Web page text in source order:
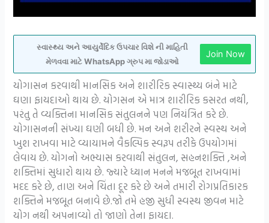
સ્વાસ્થ્ય અને આયુર્વેદિક ઉપચાર વિશે ની માહિતી
મેળવવા માટે WhatsApp ગ્રુપ મા જોડાઓ
Join Now
યોગાસન કરવાથી માનસિક અને શારીરિક સ્વાસ્થ્ય બંને માટે
ઘણા ફાયદાઓ થાય છે. યોગસન એ માત્ર શારીરિક કસરત નથી,
પરંતુ તે વ્યક્તિના માનસિક સંતુલનને પણ નિયંત્રિત કરે છે.
યોગાસનની સંખ્યા ઘણી બધી છે. મન અને શરીરને સ્વસ્થ અને
ખુશ રાખવા માટે વ્યાયામને વૈકલ્પિક સ્વરૂપ તરીકે ઉપયોગમાં
લેવાય છે. યોગનો અભ્યાસ કરવાથી સંતુલન, સહનશક્તિ ,અને
શક્તિમાં સુધારો થાય છે. જ્યારે ધ્યાન મનને મજબૂત રાખવામાં
મદદ કરે છે, તાણ અને ચિંતા દૂર કરે છે અને તમારી રોગપ્રતિકારક
શક્તિને મજબૂત બનાવે છે.જો તમે હજી સુધી સ્વસ્થ જીવન માટે
યોગ નથી અપનાવ્યો તો જાણો તેના ફાયદા.